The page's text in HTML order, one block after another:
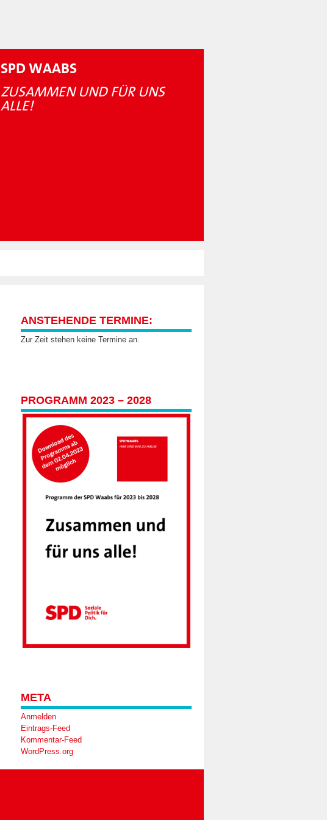
SPD WAABS
ZUSAMMEN UND FÜR UNS
ALLE!
ANSTEHENDE TERMINE:
Zur Zeit stehen keine Termine an.
PROGRAMM 2023 – 2028
META
Anmelden
Eintrags-Feed
Kommentar-Feed
WordPress.org